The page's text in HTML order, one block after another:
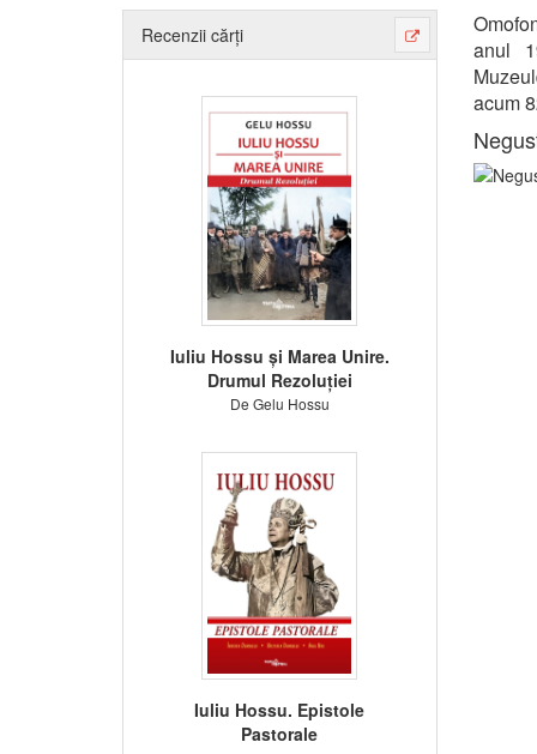
Recenzii cărți
Iuliu Hossu și Marea Unire.
Drumul Rezoluției
De Gelu Hossu
Iuliu Hossu. Epistole
Pastorale
anul
acum